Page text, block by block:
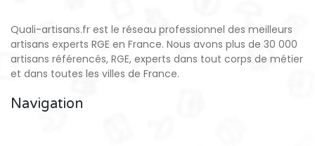
Quali-artisans.fr est le réseau professionnel des meilleurs
artisans experts RGE en France. Nous avons plus de 30 000
artisans référencés, RGE, experts dans tout corps de métier
et dans toutes les villes de France.
Navigation